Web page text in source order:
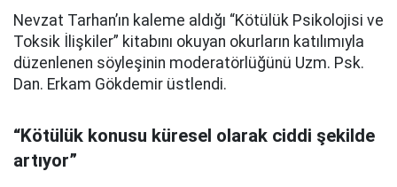
Nevzat Tarhan’ın kaleme aldığı “Kötülük Psikolojisi ve
Toksik İlişkiler” kitabını okuyan okurların katılımıyla
düzenlenen söyleşinin moderatörlüğünü Uzm. Psk.
Dan. Erkam Gökdemir üstlendi.
“Kötülük konusu küresel olarak ciddi şekilde
artıyor”